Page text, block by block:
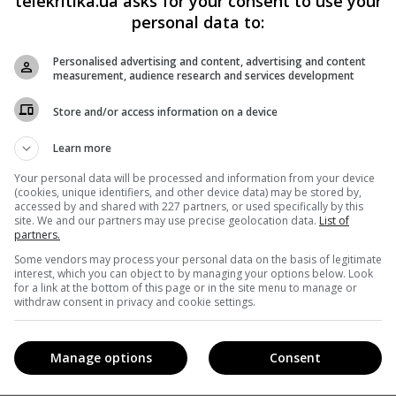
нішевих каналів1+1 media, результати цього
що команда «ПлюсПлюс» наповнює контентну сітку
динамікою, щоб і далі займати гідне місце серед
28 січня за аудиторії 18-54 (уся Україна), перше місце
1+1» і третє ─ICTV.
почне повноцінне мовлення у цифровому
personal data to:
Personalised advertising and content, advertising and content
measurement, audience research and services development
Store and/or access information on a device
Learn more
Your personal data will be processed and information from your device
(cookies, unique identifiers, and other device data) may be stored by,
accessed by and shared with 227 partners, or used specifically by this
site. We and our partners may use precise geolocation data. List of
partners.
Some vendors may process your personal data on the basis of legitimate
interest, which you can object to by managing your options below. Look
for a link at the bottom of this page or in the site menu to manage or
withdraw consent in privacy and cookie settings.
Consent
Manage options